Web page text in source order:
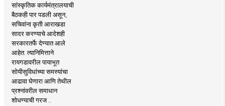
सांस्कृतिक कार्यमंत्रालयाची
बैठकही पार पडली असून,
सचिवांना कृती आराखडा
सादर करण्याचे आदेशही
सरकारतर्फे देण्यात आले
आहेत. त्यानिमित्ताने
रायगडावरील पायाभूत
सोयीसुविधांच्या समस्यांचा
आढावा घेणारा आणि तेथील
प्रश्नांवरील समाधान
शोधण्याची गरज ..